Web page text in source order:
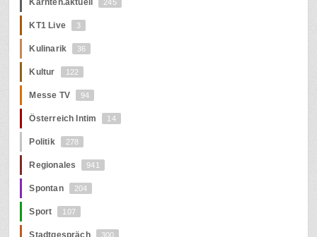
Kärnten.aktuell 245
KT1 Live 3
Kulinarik 36
Kultur 122
Messe TV 94
Österreich Intim 14
Politik 278
Regionales 941
Spontan 204
Sport 107
300